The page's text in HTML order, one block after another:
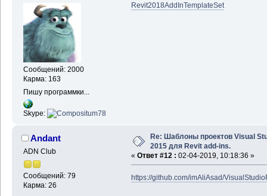
Сообщений: 2000
Карма: 163
Пишу программки...
Skype:
Revit2018AddInTemplateSet
Andant
ADN Club
Сообщений: 79
Карма: 26
Re: Шаблоны проектов Visual
2015 для Revit add-ins.
« Ответ #12 : 02-04-2019, 10:18:36 »
https://github.com/imAliAsad/